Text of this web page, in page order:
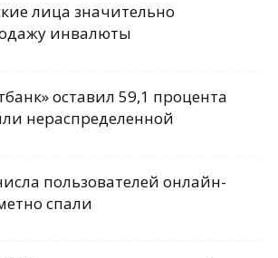
лица значительно
инвалюты
оставил 59,1 процента
нераспределенной
пользователей онлайн-
спали